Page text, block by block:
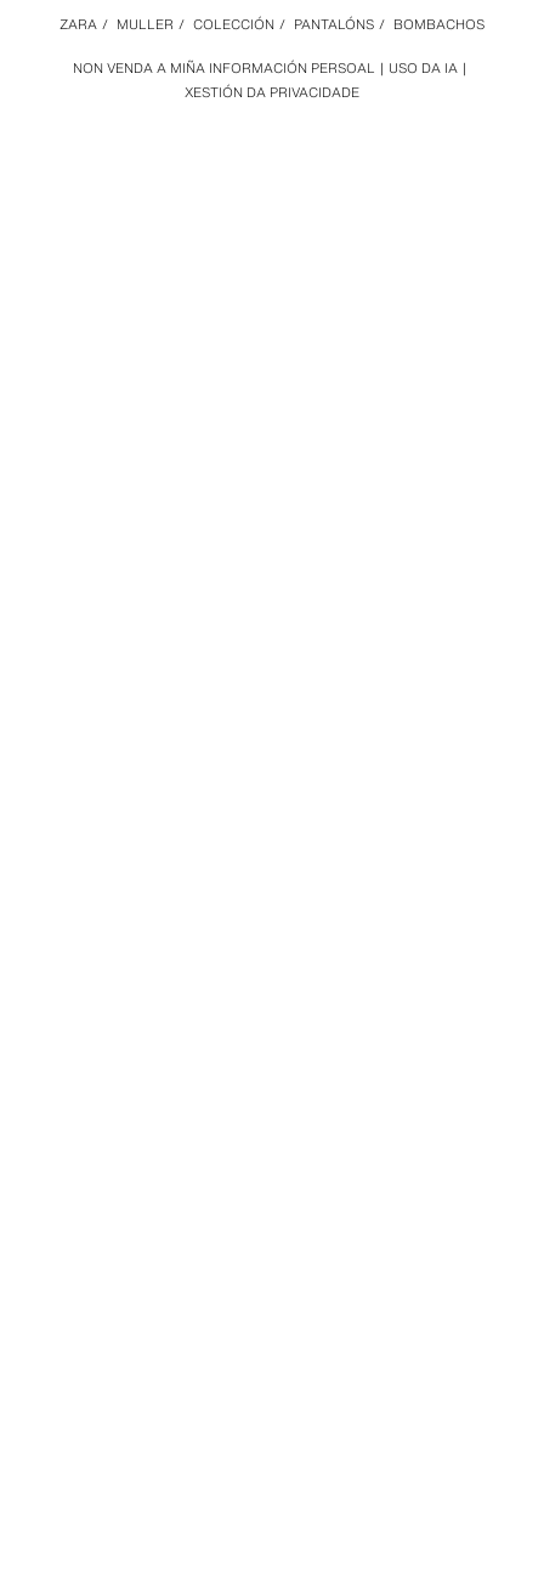
NON VENDA A MIÑA INFORMACIÓN PERSOAL
USO DA IA
XESTIÓN DA PRIVACIDADE
ZARA / MULLER / COLECCIÓN / PANTALÓNS / BOMBACHOS